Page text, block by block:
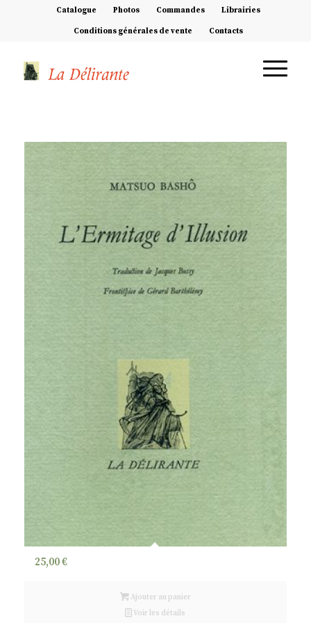
Catalogue Photos Commandes Librairies
Conditions générales de vente Contacts
25,00€
Ajouter au panier
Voir les détails